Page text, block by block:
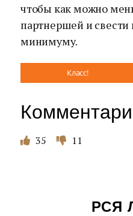
чтобы как можно
партнершей и
минимуму.
Класс!
35 11
РСЯ